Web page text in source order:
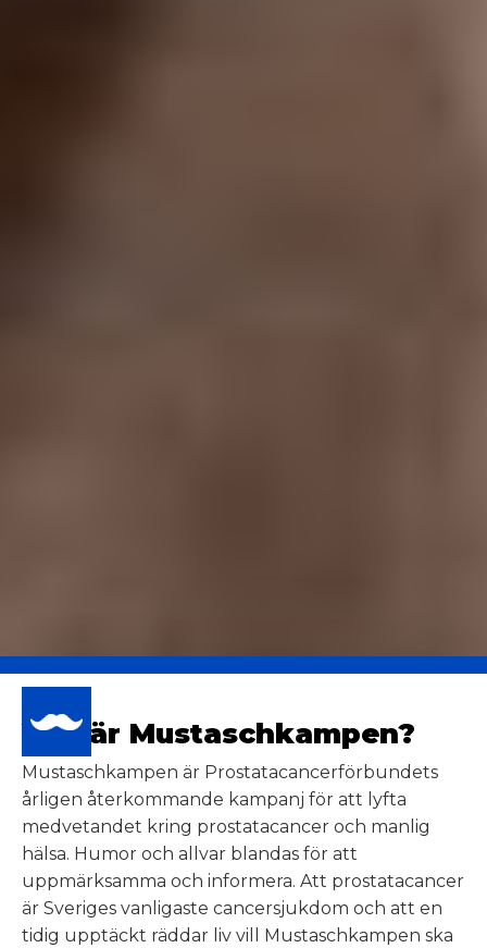
Vad är Mustasch­kampen?
Mustaschkampen är Prostatacancerförbundets
årligen återkommande kampanj för att lyfta
medvetandet kring prostatacancer och manlig
hälsa. Humor och allvar blandas för att
uppmärksamma och informera. Att prostatacancer
är Sveriges vanligaste cancersjukdom och att en
tidig upptäckt räddar liv vill Mustaschkampen ska